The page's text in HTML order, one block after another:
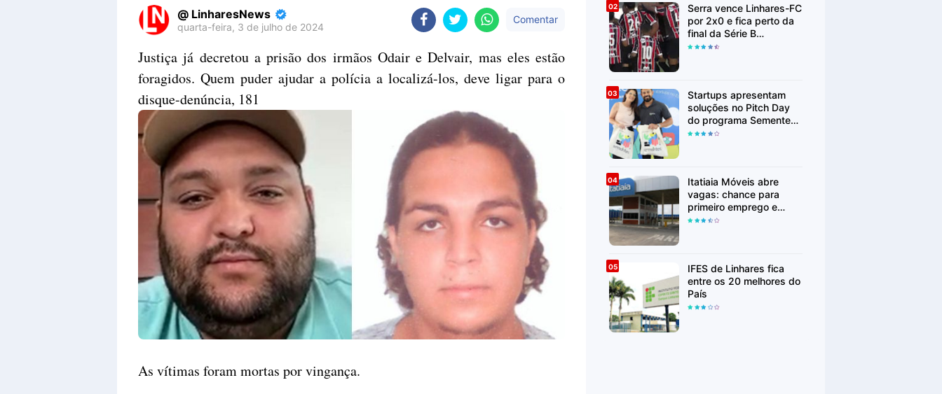
LinharesNews
quarta-feira, 3 de julho de 2024
Comentar
Premium
Raushan
Design
With
Shroff
Templates
Justiça já decretou a prisão dos irmãos Odair e Delvair, mas eles estão
foragidos. Quem puder ajudar a polícia a localizá-los, deve ligar para o
disque-denúncia, 181
As vítimas foram mortas por vingança.
Serra vence Linhares-FC
por 2x0 e fica perto da
final da Série B
Capixaba
Startups apresentam
soluções no Pitch Day
do programa Sementes
em Linhares
Itatiaia Móveis abre
vagas: chance para
primeiro emprego e
realocação
IFES de Linhares fica
entre os 20 melhores do
País